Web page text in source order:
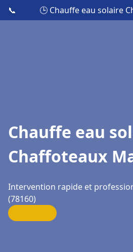
📞 🕒 Chauffe eau solaire
Chauffe eau
Chaffoteaux
Intervention rapide et
(78160)